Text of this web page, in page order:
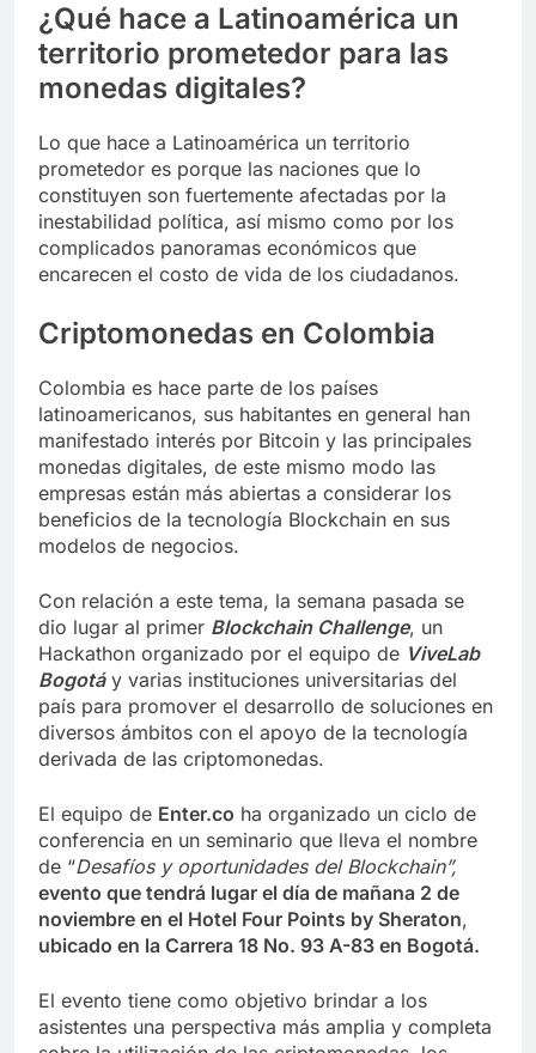
¿Qué hace a Latinoamérica un
territorio prometedor para las
monedas digitales?
Lo que hace a Latinoamérica un territorio
prometedor es porque las naciones que lo
constituyen son fuertemente afectadas por la
inestabilidad política, así mismo como por los
complicados panoramas económicos que
encarecen el costo de vida de los ciudadanos.
Criptomonedas en Colombia
Colombia es hace parte de los países
latinoamericanos, sus habitantes en general han
manifestado interés por Bitcoin y las principales
monedas digitales, de este mismo modo las
empresas están más abiertas a considerar los
beneficios de la tecnología Blockchain en sus
modelos de negocios.
Con relación a este tema, la semana pasada se
dio lugar al primer Blockchain Challenge, un
Hackathon organizado por el equipo de ViveLab
Bogotáy varias instituciones universitarias del
país para promover el desarrollo de soluciones en
diversos ámbitos con el apoyo de la tecnología
derivada de las criptomonedas.
El equipo de Enter.co ha organizado un ciclo de
conferencia en un seminario que lleva el nombre
de “Desafíos y oportunidades del Blockchain”,
evento que tendrá lugar el día de mañana 2 de
noviembre en el Hotel Four Points by Sheraton,
ubicado en la Carrera 18 No. 93 A-83 en Bogotá.
El evento tiene como objetivo brindar a los
asistentes una perspectiva más amplia y completa